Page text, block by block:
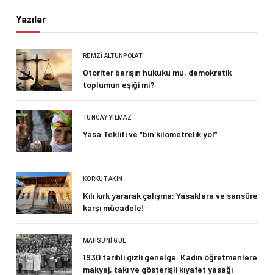
Yazılar
REMZI ALTUNPOLAT
Otoriter barışın hukuku mu, demokratik
toplumun eşiği mi?
TUNCAY YILMAZ
Yasa Teklifi ve “bin kilometrelik yol”
KORKUT AKIN
Kılı kırk yararak çalışma: Yasaklara ve sansüre
karşı mücadele!
MAHSUNI GÜL
1930 tarihli gizli genelge: Kadın öğretmenlere
makyaj, takı ve gösterişli kıyafet yasağı